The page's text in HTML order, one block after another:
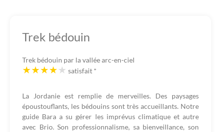
Trek bédouin
Trek bédouin par la vallée arc-en-ciel
satisfait *
La Jordanie est remplie de merveilles. Des paysages
époustouflants, les bédouins sont très accueillants. Notre
guide Bara a su gérer les imprévus climatique et autre
avec Brio. Son professionnalisme, sa bienveillance, son